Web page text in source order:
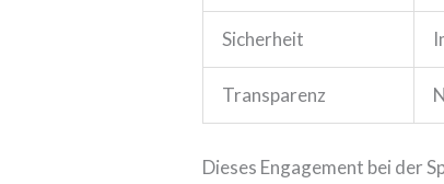
Sicherheit
Transparenz
Dieses Engagement bei der